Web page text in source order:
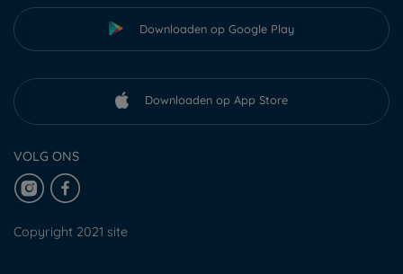
Downloaden op Google Play
Downloaden op App Store
VOLG ONS
Copyright 2021 site